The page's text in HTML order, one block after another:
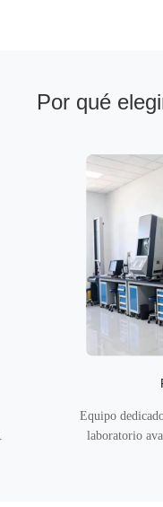
Por qué
Equipo
laboratorio